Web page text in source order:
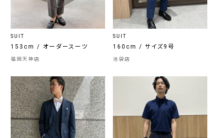
SUIT
153cm / オーダースーツ
福岡天神店
SUIT
160cm / サイズ9号
池袋店